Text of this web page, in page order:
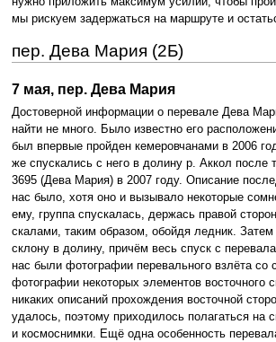
мы рискуем задержаться на маршруте и
пер. Дева Мария (2Б)
7 мая, пер. Дева Мария
Достоверной информации о перевале Дева
найти не много. Было известно его
был впервые пройден кемеровчанами в 2006
же спускались с него в долину р. Аккол после
3695 (Дева Мария) в 2007 году. Описание
нас было, хотя оно и вызывало некоторые
ему, группа спускалась, держась правой
скалами, таким образом, обойдя ледник.
склону в долину, причём весь спуск с
нас были фотографии перевального взлёта со
фотографии некоторых элементов восточного
никаких описаний прохождения восточной
удалось, поэтому приходилось полагаться на
и космоснимки. Ещё одна особенность